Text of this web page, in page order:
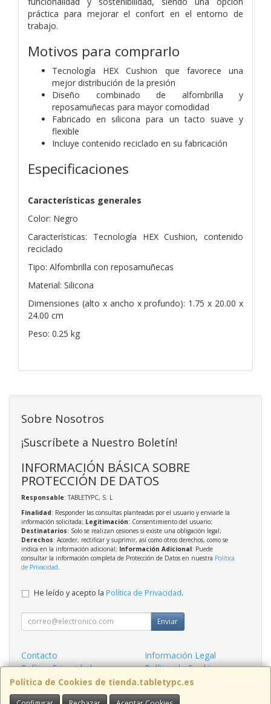
práctica para mejorar el confort en el entorno de
trabajo.
Motivos para comprarlo
Tecnología HEX Cushion que favorece una
mejor distribución de la presión
Diseño combinado de alfombrilla y
reposamuñecas para mayor comodidad
Fabricado en silicona para un tacto suave y
flexible
Incluye contenido reciclado en su fabricación
Especificaciones
Características generales
Color: Negro
Características: Tecnología HEX Cushion, contenido
reciclado
Tipo: Alfombrilla con reposamuñecas
Material: Silicona
Dimensiones (alto x ancho x profundo): 1.75 x 20.00 x
24.00 cm
Peso: 0.25 kg
Política de Cookies de tienda.tabletypc.es
Sobre Nosotros
¡Suscríbete a Nuestro Boletín!
INFORMACIÓN BÁSICA SOBRE
PROTECCIÓN DE DATOS
Responsable: TABLETYPC, S. L
Finalidad: Responder las consultas planteadas por el usuario y enviarle la
información solicitada; Legitimación: Consentimiento del usuario;
Destinatarios: Solo se realizan cesiones si existe una obligación legal;
Derechos: Acceder, rectificar y suprimir, así como otros derechos, como se
indica en la información adicional; Información Adicional: Puede
consultar la información completa de Protección de Datos en nuestra Política
de Privacidad
He leído y acepto la Política de Privacidad.
Enviar
Contacto
Información Legal
Política Privacidad
Política de Cookies
Condiciones de Compra
Formas de Pago